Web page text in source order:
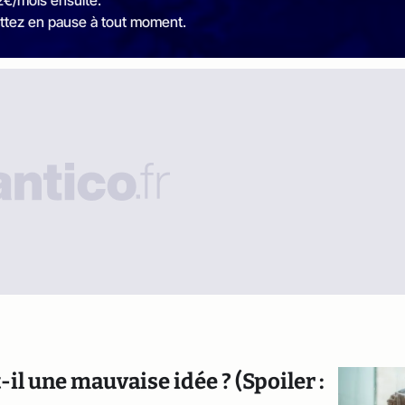
en pause à tout moment.
une mauvaise idée ? (Spoiler :